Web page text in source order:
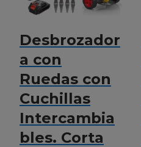
Desbrozador
a con
Ruedas con
Cuchillas
Intercambia
bles. Corta